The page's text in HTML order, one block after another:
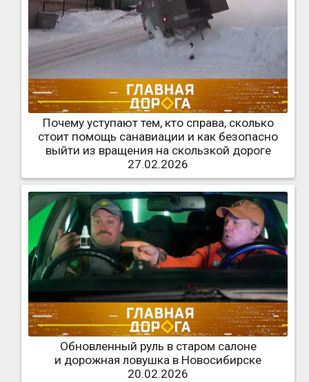
Почему уступают тем, кто справа, сколько
стоит помощь санавиации и как безопасно
выйти из вращения на скользкой дороге
27.02.2026
Обновленный руль в старом салоне
и дорожная ловушка в Новосибирске
20.02.2026